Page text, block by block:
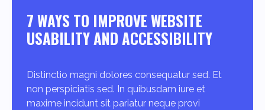
7 WAYS TO IMPROVE WEBSITE
USABILITY AND ACCESSIBILITY
Distinctio magni dolores consequatur sed. Et
non perspiciatis sed. In quibusdam iure et
maxime incidunt sit pariatur neque provi